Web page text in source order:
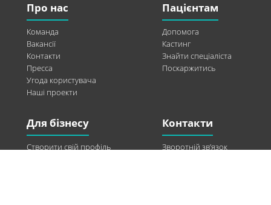
Про нас
Команда
Вакансії
Контакти
Пресса
Угода користувача
Наші проекти
Пацієнтам
Допомога
Кастинг
Знайти спеціаліста
Поскаржитись
Для бізнесу
Створити свій профіль
Контакти
Зворотній зв’язок